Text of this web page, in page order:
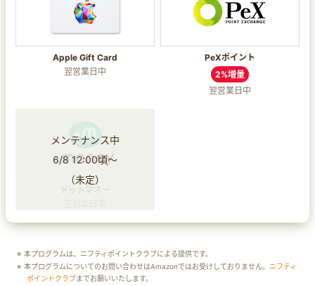
Apple Gift Card
翌営業日中
PeXポイント
2%増量
翌営業日中
本プログラムは、ニフティポイントクラブによる提供です。
本プログラムについてのお問い合わせはAmazonではお受けしておりません。 ニフティ
ポイントクラブまでお願いいたします。